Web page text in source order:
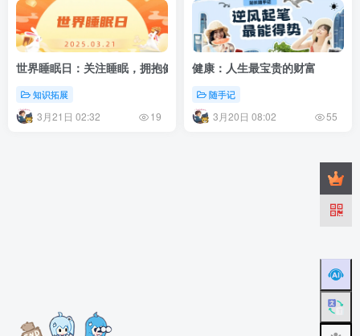
世界睡眠日：关注睡眠，拥抱健康
知识拓展
3月21日 02:32 19
健康：人生最宝贵的财富
随手记
3月20日 08:02 55